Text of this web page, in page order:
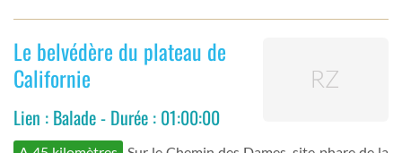
Le belvédère du plateau de
Californie
Lien : Balade - Durée : 01:00:00